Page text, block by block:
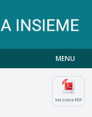
MENU
Versione PDF